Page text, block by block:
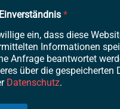
*
ein, dass diese
Informationen
Anfrage beantwortet
über die gespeicherten
Datenschutz.